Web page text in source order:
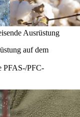
Ausrüstung
auf dem
PFAS-/PFC-